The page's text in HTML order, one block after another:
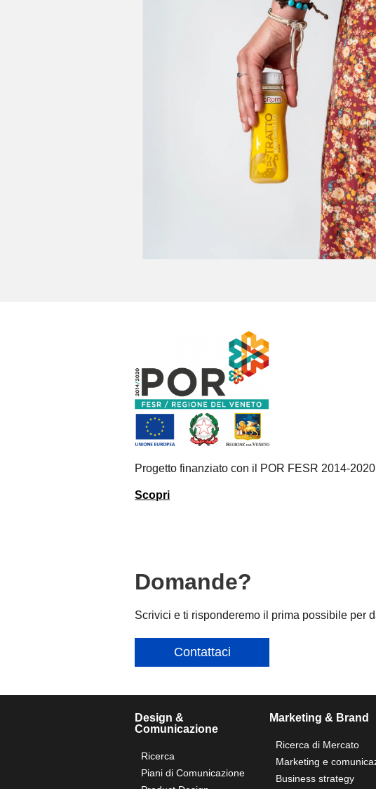
Progetto finanziato con il POR FESR 2014-
Scopri
Domande?
Scrivici e ti risponderemo il prima possibile per
Contattaci
Design &
Comunicazione
Ricerca
Piani di Comunicazione
Marketing & Brand
Ricerca di Mercato
Marketing e
Business strategy